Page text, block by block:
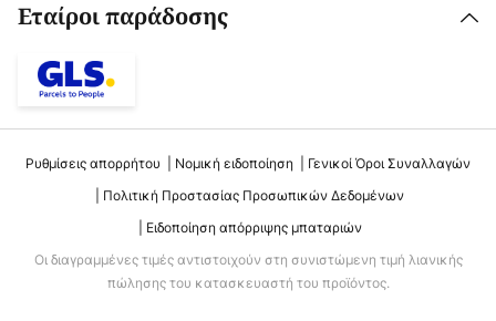
Εταίροι παράδοσης
Ρυθμίσεις απορρήτου Νομική ειδοποίηση
Γενικοί Όροι Συναλλαγών
Πολιτική Προστασίας Προσωπικών Δεδομένων
Ειδοποίηση απόρριψης μπαταριών
Οι διαγραμμένες τιμές αντιστοιχούν στη συνιστώμενη τιμή λιανικής
πώλησης του κατασκευαστή του προϊόντος.